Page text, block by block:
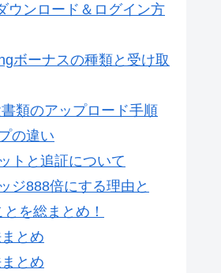
ウンロード＆ログイン方
ボーナスの種類と受け取
書類のアップロード手順
の違い
トと追証について
ジ888倍にする理由と
を総まとめ！
とめ
とめ